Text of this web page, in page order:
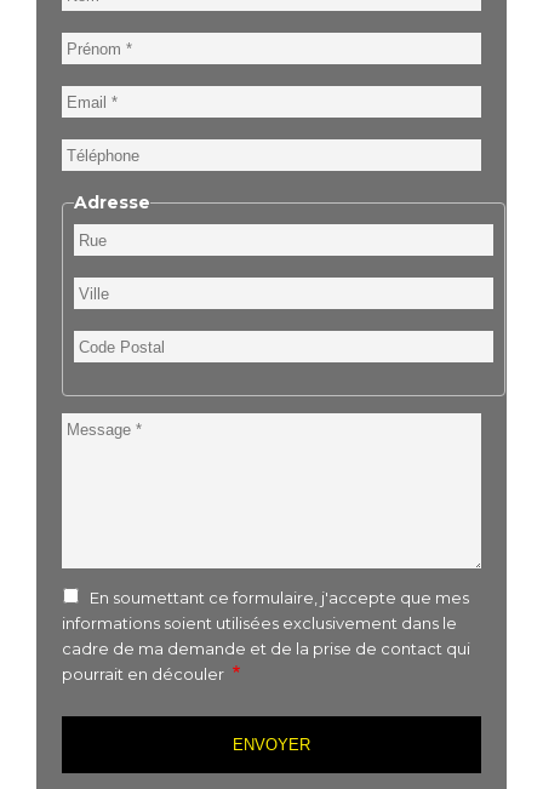
Prénom
Email
Téléphone
Adresse
Rue
Ville
Code
Postal
Message
En soumettant ce formulaire, j'accepte que mes
informations soient utilisées exclusivement dans le
cadre de ma demande et de la prise de contact qui
pourrait en découler